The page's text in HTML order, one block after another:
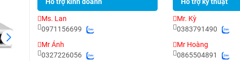
Ms. Lan
0971156699
Mr Ánh
0327226056
Mr. Kỳ
0383791490
Mr Hoàng
0865504891